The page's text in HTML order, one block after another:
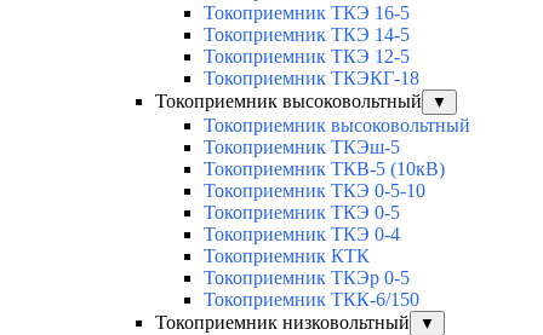
Токоприемник ТКЭ 16-5
Токоприемник ТКЭ 14-5
Токоприемник ТКЭ 12-5
Токоприемник ТКЭКГ-18
Токоприемник высоковольтный
▼
Токоприемник высоковольтный
Токоприемник ТКЭш-5
Токоприемник ТКВ-5 (10кВ)
Токоприемник ТКЭ 0-5-10
Токоприемник ТКЭ 0-5
Токоприемник ТКЭ 0-4
Токоприемник КТК
Токоприемник ТКЭр 0-5
Токоприемник ТКК-6/150
Токоприемник низковольтный
▼